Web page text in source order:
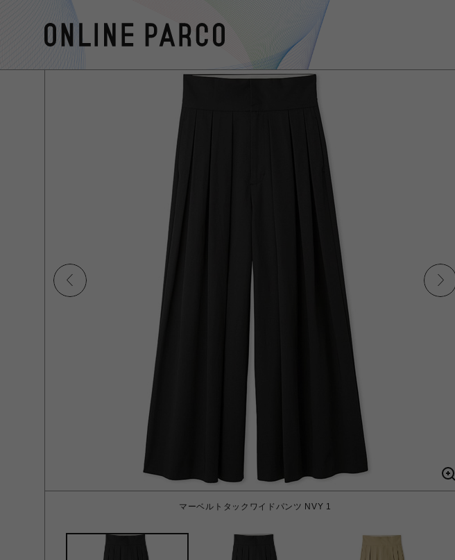
マーベルトタックワイドパンツ NVY 1